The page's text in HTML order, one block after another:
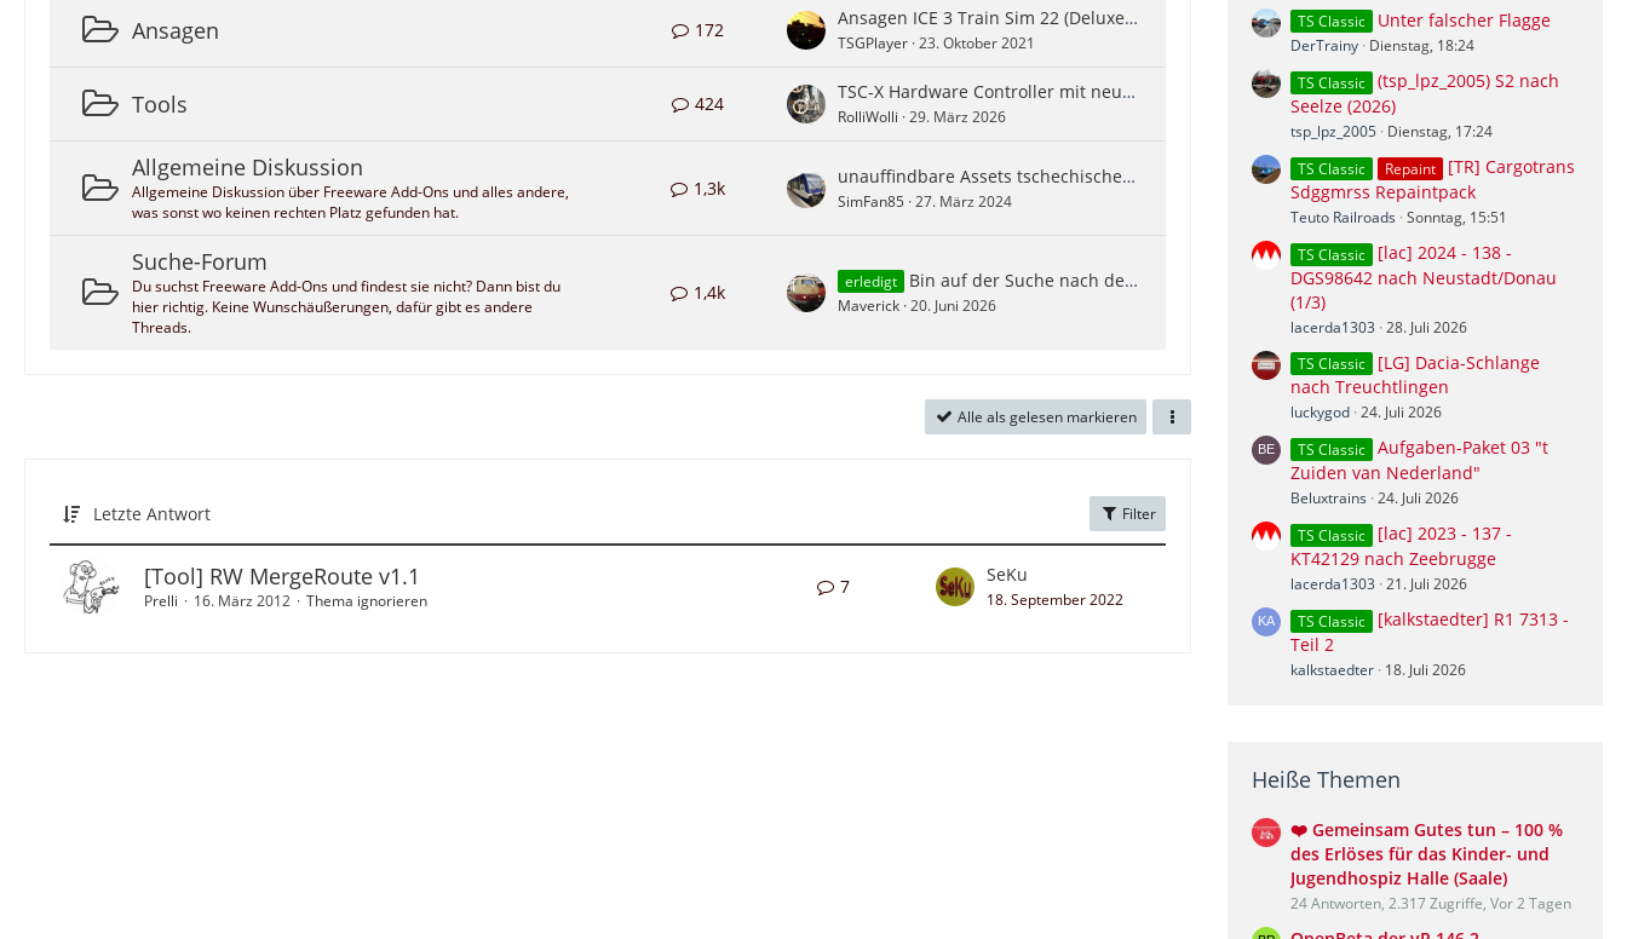
Ansagen 172
Ansagen ICE 3 Train Sim 22 (Deluxe) Straßburg / Karlsruhe Ansagen
TSGPlayer 23. Oktober 2021
Tools 424
TSC-X Hardware Controller mit neuer Software
RolliWolli 29. März 2026
Allgemeine Diskussion
Allgemeine Diskussion über Freeware Add-Ons und alles andere,
was sonst wo keinen rechten Platz gefunden hat.
1,3k
unauffindbare Assets tschechischer Strecken
SimFan85 27. März 2024
Suche-Forum
Du suchst Freeware Add-Ons und findest sie nicht? Dann bist du
hier richtig. Keine Wunschäußerungen, dafür gibt es andere
Threads.
1,4k erledigt Bin auf der Suche nach den ÖBB Rnooss Waggons von fsclips
Maverick 20. Juni 2026
Alle als gelesen markieren
Letzte Antwort Filter
[Tool] RW MergeRoute v1.1
Prelli 16. März 2012 Thema ignorieren
7
SeKu
18. September 2022
TS Classic
Unter falscher Flagge
DerTrainy Dienstag, 18:24
TS Classic (tsp_lpz_2005) S2 nach
Seelze (2026)
tsp_lpz_2005
Dienstag, 17:24
TS Classic
Repaint
[TR] Cargotrans
Sdggmrss Repaintpack
Teuto Railroads Sonntag, 15:51
TS Classic
[lac] 2024 - 138 -
DGS98642 nach Neustadt/Donau
(1/3)
lacerda1303 28. Juli 2026
TS Classic
[LG] Dacia-Schlange
nach Treuchtlingen
luckygod 24. Juli 2026
TS Classic Aufgaben-Paket 03 "t
Zuiden van Nederland"
Beluxtrains 24. Juli 2026
TS Classic
[lac] 2023 - 137 -
KT42129 nach Zeebrugge
lacerda1303 21. Juli 2026
TS Classic
[kalkstaedter] R1 7313 -
Teil 2
kalkstaedter 18. Juli 2026
Heiße Themen
❤️ Gemeinsam Gutes tun – 100 %
des Erlöses für das Kinder- und
Jugendhospiz Halle (Saale)
24 Antworten, 2.317 Zugriffe, Vor 2 Tagen